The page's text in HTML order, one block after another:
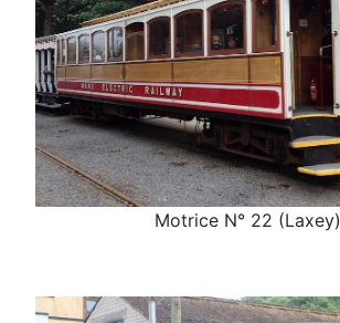
Motrice N° 22 (Laxey)